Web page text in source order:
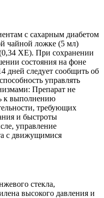
с сахарным диабетом
чайной ложке (5 мл)
(0,34 ХЕ). При сохранении
состояния на фоне
дней следует сообщить об
управлять
Препарат не
к выполнению
требующих
и быстроты
управление
с движущимися
стекла,
высокого давления и